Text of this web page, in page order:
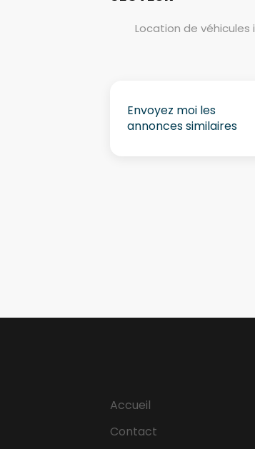
Location de véhicules
Envoyez moi les
annonces similaires
Accueil
Contact